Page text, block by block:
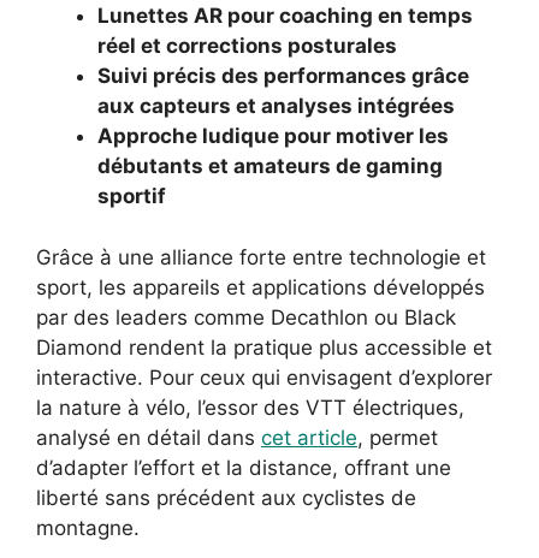
Lunettes AR pour coaching en temps
réel et corrections posturales
Suivi précis des performances grâce
aux capteurs et analyses intégrées
Approche ludique pour motiver les
débutants et amateurs de gaming
sportif
Grâce à une alliance forte entre technologie et
sport, les appareils et applications développés
par des leaders comme Decathlon ou Black
Diamond rendent la pratique plus accessible et
interactive. Pour ceux qui envisagent d’explorer
la nature à vélo, l’essor des VTT électriques,
analysé en détail dans cet article, permet
d’adapter l’effort et la distance, offrant une
liberté sans précédent aux cyclistes de
montagne.